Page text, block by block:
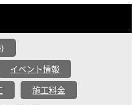
イベント情報
施工料金